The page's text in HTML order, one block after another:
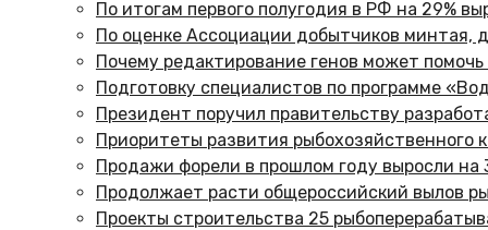
По итогам первого полугодия в РФ на 29%
По оценке Ассоциации добытчиков минтая,
Почему редактирование генов может
Подготовку специалистов по программе
Президент поручил правительству
Приоритеты развития рыбохозяйственного
Продажи форели в прошлом году выросли на
Продолжает расти общероссийский вылов
Проекты строительства 25